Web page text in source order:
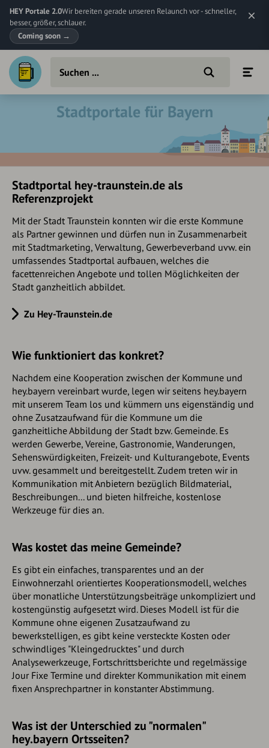
HEY Portale 2.0Wir bereiten gerade unseren Relaunch vor - schneller,
besser, größer, schlauer.
Coming soon →
Stadtportale für Bayern
Stadtportal hey-traunstein.de als
Referenzprojekt
Mit der Stadt Traunstein konnten wir die erste Kommune
als Partner gewinnen und dürfen nun in Zusammenarbeit
mit Stadtmarketing, Verwaltung, Gewerbeverband uvw. ein
umfassendes Stadtportal aufbauen, welches die
facettenreichen Angebote und tollen Möglichkeiten der
Stadt ganzheitlich abbildet.
Zu Hey-Traunstein.de
Wie funktioniert das konkret?
Nachdem eine Kooperation zwischen der Kommune und
hey.bayern vereinbart wurde, legen wir seitens hey.bayern
mit unserem Team los und kümmern uns eigenständig und
ohne Zusatzaufwand für die Kommune um die
ganzheitliche Abbildung der Stadt bzw. Gemeinde. Es
werden Gewerbe, Vereine, Gastronomie, Wanderungen,
Sehenswürdigkeiten, Freizeit- und Kulturangebote, Events
uvw. gesammelt und bereitgestellt. Zudem treten wir in
Kommunikation mit Anbietern bezüglich Bildmaterial,
Beschreibungen... und bieten hilfreiche, kostenlose
Werkzeuge für dies an.
Was kostet das meine Gemeinde?
Es gibt ein einfaches, transparentes und an der
Einwohnerzahl orientiertes Kooperationsmodell, welches
über monatliche Unterstützungsbeiträge unkompliziert und
kostengünstig aufgesetzt wird. Dieses Modell ist für die
Kommune ohne eigenen Zusatzaufwand zu
bewerkstelligen, es gibt keine versteckte Kosten oder
schwindliges "Kleingedrucktes" und durch
Analysewerkzeuge, Fortschrittsberichte und regelmässige
Jour Fixe Termine und direkter Kommunikation mit einem
fixen Ansprechpartner in konstanter Abstimmung.
Was ist der Unterschied zu "normalen"
hey.bayern Ortsseiten?